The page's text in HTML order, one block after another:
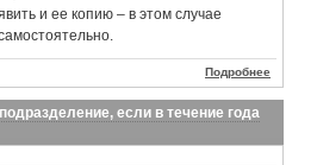
и ее копию – в этом случае
Подробнее
если в течение года